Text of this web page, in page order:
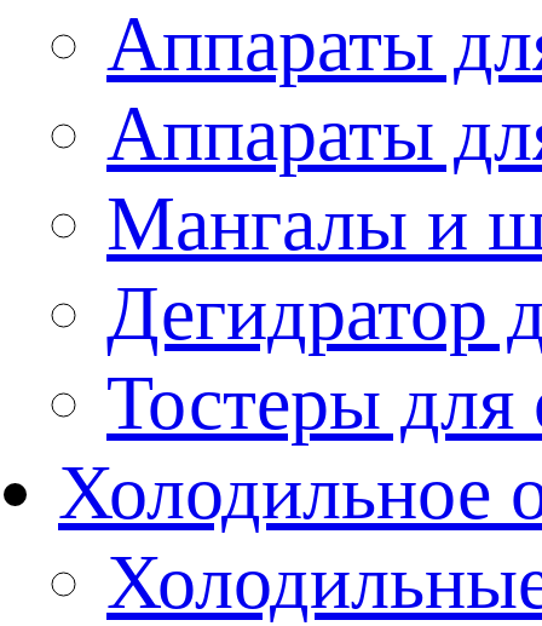
Аппараты
Аппараты
Мангалы и
Дегидратор
Тостеры
Холодильное